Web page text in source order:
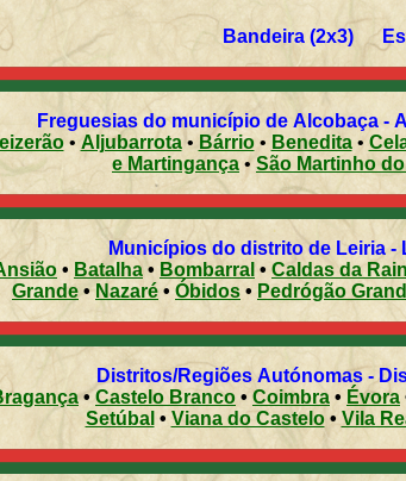
Bandeira (2x3)
Freguesias do
• Aljubarrota• Bárrio • Benedita •
e Martingança •São Martinho
• Batalha • Bombarral • Caldas da
Grande •Nazaré • Óbidos • Pedrógão
Distritos/Regiões
•Castelo Branco • Coimbra • Évora
Setúbal • Viana do Castelo• Vila